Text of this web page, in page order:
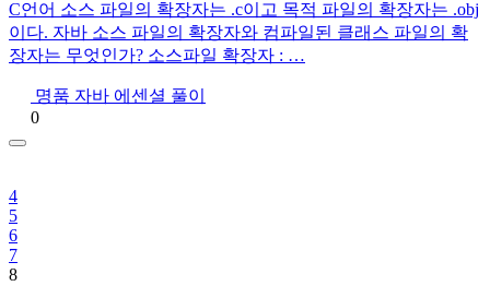
C언어 소스 파일의 확장자는 .c이고 목적 파일의 확장자는 .obj
이다. 자바 소스 파일의 확장자와 컴파일된 클래스 파일의 확
장자는 무엇인가? 소스파일 확장자 : …
명품 자바 에센셜 풀이
0
4
5
6
7
8